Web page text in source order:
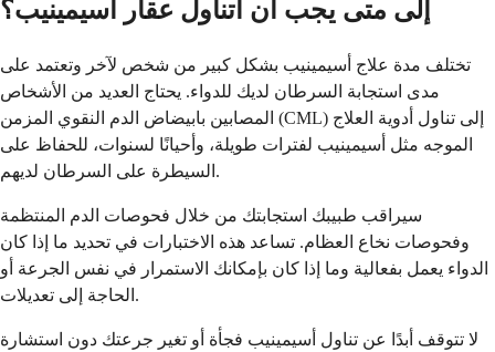
إلى متى يجب أن أتناول عقار أسيمينيب؟
تختلف مدة علاج أسيمينيب بشكل كبير من شخص لآخر وتعتمد على
مدى استجابة السرطان لديك للدواء. يحتاج العديد من الأشخاص
المصابين بابيضاض الدم النقوي المزمن (CML) إلى تناول أدوية العلاج
الموجه مثل أسيمينيب لفترات طويلة، وأحيانًا لسنوات، للحفاظ على
السيطرة على السرطان لديهم.
سيراقب طبيبك استجابتك من خلال فحوصات الدم المنتظمة
وفحوصات نخاع العظام. تساعد هذه الاختبارات في تحديد ما إذا كان
الدواء يعمل بفعالية وما إذا كان بإمكانك الاستمرار في نفس الجرعة أو
الحاجة إلى تعديلات.
لا تتوقف أبدًا عن تناول أسيمينيب فجأة أو تغير جرعتك دون استشارة